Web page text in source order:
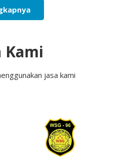
Kami
jasa kami